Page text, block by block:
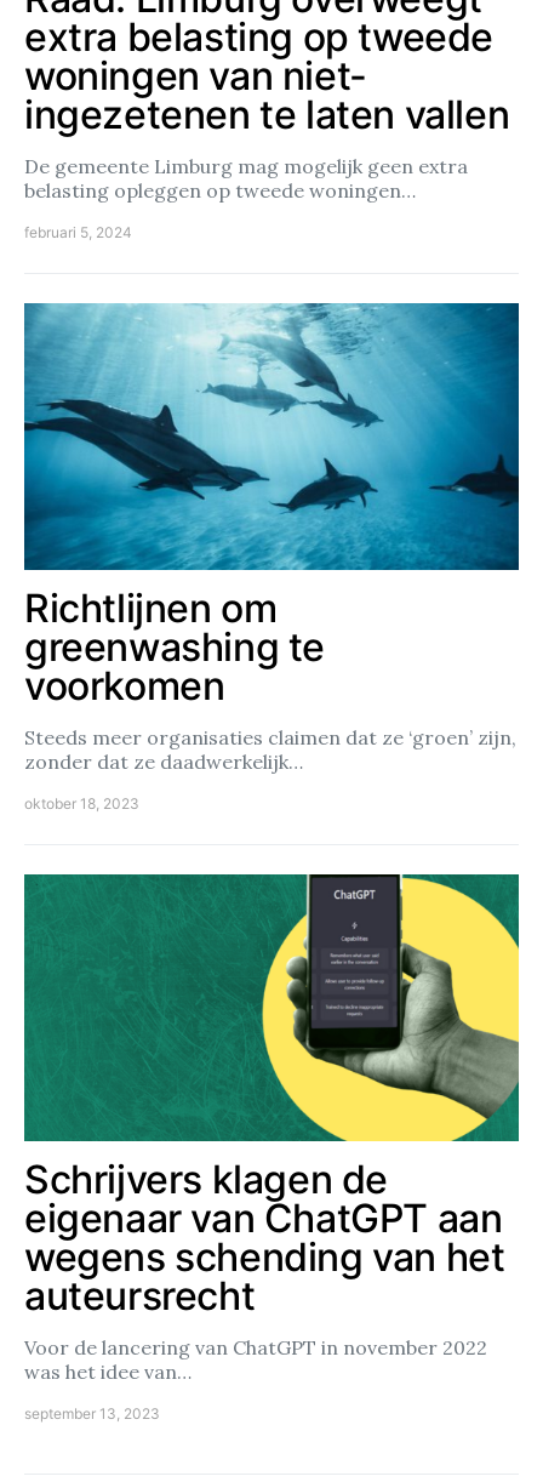
extra belasting op tweede
woningen van niet-
ingezetenen te laten vallen
De gemeente Limburg mag mogelijk geen extra
belasting opleggen op tweede woningen…
februari 5, 2024
Richtlijnen om
greenwashing te
voorkomen
Steeds meer organisaties claimen dat ze ‘groen’ zijn,
zonder dat ze daadwerkelijk…
oktober 18, 2023
Schrijvers klagen de
eigenaar van ChatGPT aan
wegens schending van het
auteursrecht
Voor de lancering van ChatGPT in november 2022
was het idee van…
september 13, 2023